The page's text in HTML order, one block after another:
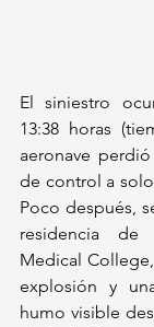
El siniestro
13:38 horas
aeronave
de control a
Poco después,
residencia
Medical
explosión y
humo visible